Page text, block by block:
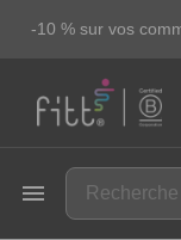
-10 % sur vos
menu